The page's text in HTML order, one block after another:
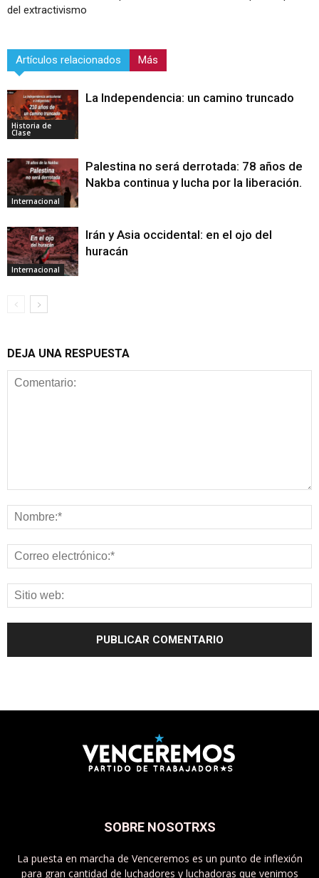
del extractivismo
Artículos relacionados Más
Historia de
Clase
La Independencia: un camino truncado
Internacional
Palestina no será derrotada: 78 años de
Nakba continua y lucha por la liberación.
Internacional
Irán y Asia occidental: en el ojo del
huracán
DEJA UNA RESPUESTA
SOBRE NOSOTRXS
La puesta en marcha de Venceremos es un punto de inflexión
para gran cantidad de luchadores y luchadoras que venimos